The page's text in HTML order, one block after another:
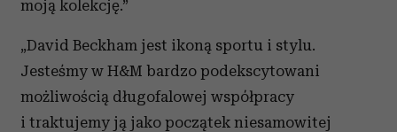
moją kolekcję.”
„David Beckham jest ikoną sportu i stylu.
Jesteśmy w H&M bardzo podekscytowani
możliwością długofalowej współpracy
i traktujemy ją jako początek niesamowitej